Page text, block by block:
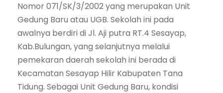
Nomor 071/SK/3/2002 yang merupakan Unit
Gedung Baru atau UGB. Sekolah ini pada
awalnya berdiri di Jl. Aji putra RT.4 Sesayap,
Kab.Bulungan, yang selanjutnya melalui
pemekaran daerah sekolah ini berada di
Kecamatan Sesayap Hilir Kabupaten Tana
Tidung. Sebagai Unit Gedung Baru, kondisi